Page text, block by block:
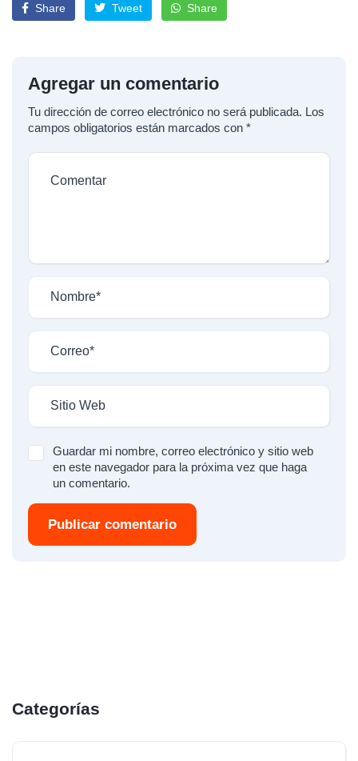
Share Tweet Share
Agregar un comentario
Tu dirección de correo electrónico no será publicada. Los
campos obligatorios están marcados con *
Guardar mi nombre, correo electrónico y sitio web
en este navegador para la próxima vez que haga
un comentario.
Publicar comentario
Categorías